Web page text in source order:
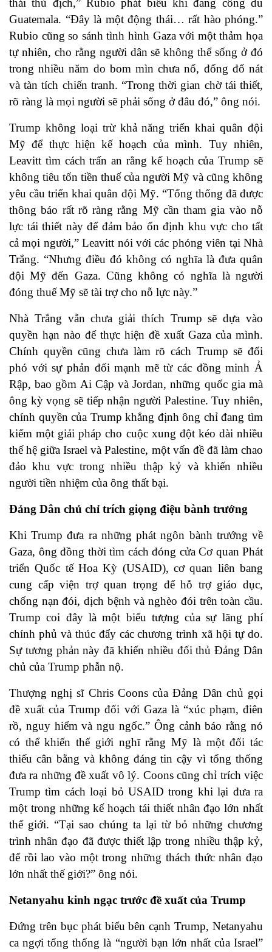
thái thù địch,” Rubio phát biểu khi đang công du
Guatemala. “Đây là một động thái… rất hào phóng.”
Rubio cũng so sánh tình hình Gaza với một thảm họa
tự nhiên, cho rằng người dân sẽ không thể sống ở đó
trong nhiều năm do bom mìn chưa nổ, đống đổ nát
và tàn tích chiến tranh. “Trong thời gian chờ tái thiết,
rõ ràng là mọi người sẽ phải sống ở đâu đó,” ông nói.
Trump không loại trừ khả năng triển khai quân đội
Mỹ để thực hiện kế hoạch của mình. Tuy nhiên,
Leavitt tìm cách trấn an rằng kế hoạch của Trump sẽ
không tiêu tốn tiền thuế của người Mỹ và cũng không
yêu cầu triển khai quân đội Mỹ. “Tổng thống đã được
thông báo rất rõ ràng rằng Mỹ cần tham gia vào nỗ
lực tái thiết này để đảm bảo ổn định khu vực cho tất
cả mọi người,” Leavitt nói với các phóng viên tại Nhà
Trắng. “Nhưng điều đó không có nghĩa là đưa quân
đội Mỹ đến Gaza. Cũng không có nghĩa là người
đóng thuế Mỹ sẽ tài trợ cho nỗ lực này.”
Nhà Trắng vẫn chưa giải thích Trump sẽ dựa vào
quyền hạn nào để thực hiện đề xuất Gaza của mình.
Chính quyền cũng chưa làm rõ cách Trump sẽ đối
phó với sự phản đối mạnh mẽ từ các đồng minh Ả
Rập, bao gồm Ai Cập và Jordan, những quốc gia mà
ông kỳ vọng sẽ tiếp nhận người Palestine. Tuy nhiên,
chính quyền của Trump khẳng định ông chỉ đang tìm
kiếm một giải pháp cho cuộc xung đột kéo dài nhiều
thế hệ giữa Israel và Palestine, một vấn đề đã làm chao
đảo khu vực trong nhiều thập kỷ và khiến nhiều
người tiền nhiệm của ông thất bại.
Đảng Dân chủ chỉ trích giọng điệu bành trướng
Khi Trump đưa ra những phát ngôn bành trướng về
Gaza, ông đồng thời tìm cách đóng cửa Cơ quan Phát
triển Quốc tế Hoa Kỳ (USAID), cơ quan liên bang
cung cấp viện trợ quan trọng để hỗ trợ giáo dục,
chống nạn đói, dịch bệnh và nghèo đói trên toàn cầu.
Trump coi đây là một biểu tượng của sự lãng phí
chính phủ và thúc đẩy các chương trình xã hội tự do.
Sự tương phản này đã khiến nhiều đối thủ Đảng Dân
chủ của Trump phẫn nộ.
Thượng nghị sĩ Chris Coons của Đảng Dân chủ gọi
đề xuất của Trump đối với Gaza là “xúc phạm, điên
rồ, nguy hiểm và ngu ngốc.” Ông cảnh báo rằng nó
có thể khiến thế giới nghĩ rằng Mỹ là một đối tác
thiếu cân bằng và không đáng tin cậy vì tổng thống
đưa ra những đề xuất vô lý. Coons cũng chỉ trích việc
Trump tìm cách loại bỏ USAID trong khi lại đưa ra
một trong những kế hoạch tái thiết nhân đạo lớn nhất
thế giới. “Tại sao chúng ta lại từ bỏ những chương
trình nhân đạo đã được thiết lập trong nhiều thập kỷ,
để rồi lao vào một trong những thách thức nhân đạo
lớn nhất thế giới?” ông nói.
Netanyahu kinh ngạc trước đề xuất của Trump
Đứng trên bục phát biểu bên cạnh Trump, Netanyahu
ca ngợi tổng thống là “người bạn lớn nhất của Israel”